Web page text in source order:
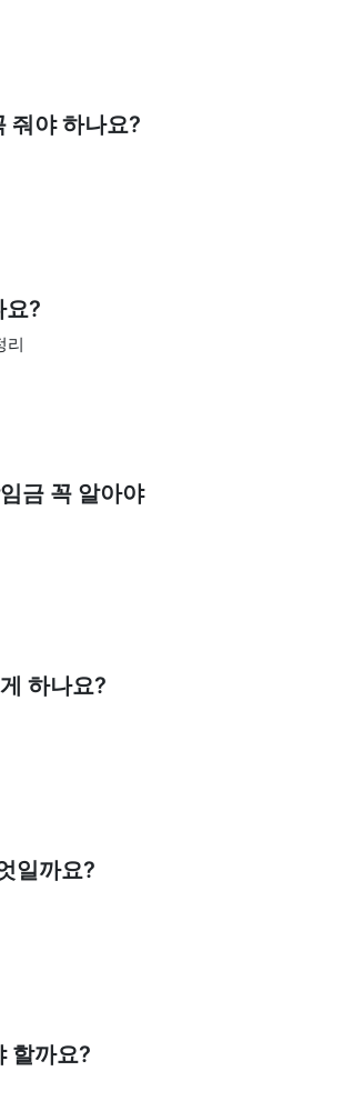
줘야 하나요?
요?
리
금 꼭 알아야
하나요?
일까요?
할까요?